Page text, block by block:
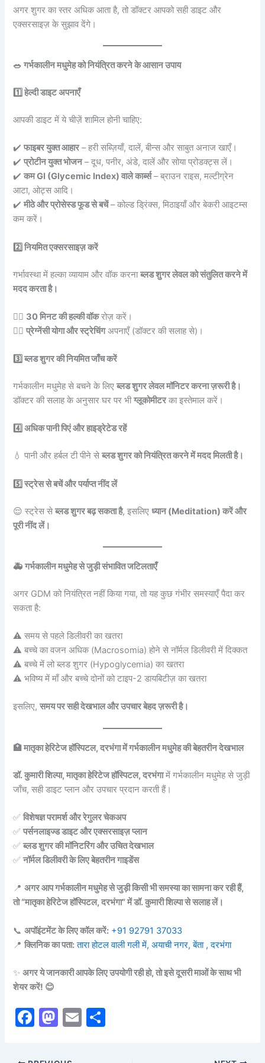
अगर शुगर का स्तर अधिक आता है, तो डॉक्टर आपको सही डाइट और
एक्सरसाइज़ के सुझाव देंगे।
🥗 गर्भकालीन मधुमेह को नियंत्रित करने के आसान उपाय
1️⃣ हेल्दी डाइट अपनाएँ
आपकी डाइट में ये चीज़ें शामिल होनी चाहिए:
✔️फाइबर युक्त आहार– हरी सब्ज़ियाँ, दालें, बीन्स और साबुत अनाज खाएँ।
✔️प्रोटीन युक्त भोजन– दूध, पनीर, अंडे, दालें और सोया प्रोडक्ट्स लें।
✔️कम GI (Glycemic Index) वाले कार्ब्स– ब्राउन राइस, मल्टीग्रेन
आटा, ओट्स आदि।
✔️मीठे और प्रोसेस्ड फूड से बचें– कोल्ड ड्रिंक्स, मिठाइयाँ और बेकरी आइटम्स
कम करें।
2️⃣ नियमित एक्सरसाइज़ करें
गर्भावस्था में हल्का व्यायाम और वॉक करनाब्लड शुगर लेवल को संतुलित करने में
मदद करता है।
🧘‍♀️ 30 मिनट की हल्की वॉकरोज़ करें।
🧘‍♀️प्रेग्नेंसी योगा और स्ट्रेचिंगअपनाएँ (डॉक्टर की सलाह से)।
3️⃣ ब्लड शुगर की नियमित जाँच करें
गर्भकालीन मधुमेह से बचने के लिएब्लड शुगर लेवल मॉनिटर करना ज़रूरी है।
डॉक्टर की सलाह के अनुसार घर पर भीग्लूकोमीटरका इस्तेमाल करें।
4️⃣ अधिक पानी पिएं और हाइड्रेटेड रहें
💧 पानी और हर्बल टी पीने सेब्लड शुगर को नियंत्रित करने में मदद मिलती है।
5️⃣ स्ट्रेस से बचें और पर्याप्त नींद लें
😌 स्ट्रेस सेब्लड शुगर बढ़ सकता है, इसलिएध्यान (Meditation) करें और
पूरी नींद लें।
🚑 गर्भकालीन मधुमेह से जुड़ी संभावित जटिलताएँ
अगर GDM को नियंत्रित नहीं किया गया, तो यह कुछ गंभीर समस्याएँ पैदा कर
सकता है:
⚠️ समय से पहले डिलीवरी का खतरा
⚠️ बच्चे का वजन अधिक (Macrosomia) होने से नॉर्मल डिलीवरी में दिक्कत
⚠️ बच्चे में लो ब्लड शुगर (Hypoglycemia) का खतरा
⚠️ भविष्य में माँ और बच्चे दोनों को टाइप-2 डायबिटीज़ का खतरा
इसलिए,समय पर सही देखभाल और उपचार बेहद ज़रूरी है।
🏥 मातृका हेरिटेज हॉस्पिटल, दरभंगा में गर्भकालीन मधुमेह की बेहतरीन देखभाल
डॉ. कुमारी शिल्पा, मातृका हेरिटेज हॉस्पिटल, दरभंगामें गर्भकालीन मधुमेह से जुड़ी
जाँच, सही डाइट प्लान और उपचार प्रदान करती हैं।
✅विशेषज्ञ परामर्श और रेगुलर चेकअप
✅पर्सनलाइज्ड डाइट और एक्सरसाइज़ प्लान
✅ब्लड शुगर की मॉनिटरिंग और उचित देखभाल
✅नॉर्मल डिलीवरी के लिए बेहतरीन गाइडेंस
📍अगर आप गर्भकालीन मधुमेह से जुड़ी किसी भी समस्या का सामना कर रही हैं,
तो “मातृका हेरिटेज हॉस्पिटल, दरभंगा” में डॉ. कुमारी शिल्पा से सलाह लें।
📞अपॉइंटमेंट के लिए कॉल करें: +91 92791 37033
📍क्लिनिक का पता: तारा होटल वाली गली में, अयाची नगर, बेंता , दरभंगा
✨अगर ये जानकारी आपके लिए उपयोगी रही हो, तो इसे दूसरी माओं के साथ भी
शेयर करें! 😊
F
c
M
st
E